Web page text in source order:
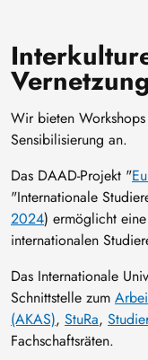
Vernetzung
Wir bieten
Sensibilisierung an.
Das DAAD-Projekt "
"Internationale
2024) ermöglicht
internationalen
Das Internationale
Schnittstelle zum
(AKAS), StuRa,
Fachschaftsräten.